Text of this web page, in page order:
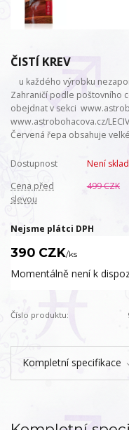
ČISTÍ KREV
u každého výrobku
Zahraničí podle poštovního
obejdnat v sekci
www.astrobohacova.cz/
Červená řepa obsahuje
Dostupnost
Není
Cena před
slevou
499 CZK
Nejsme plátci DPH
390 CZK/ks
Momentálně není k
Číslo produktu:
Kompletní specifikace